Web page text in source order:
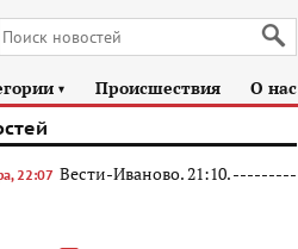
► Происшествия О нас
22:07 Вести-Иваново. 21:10. ---------